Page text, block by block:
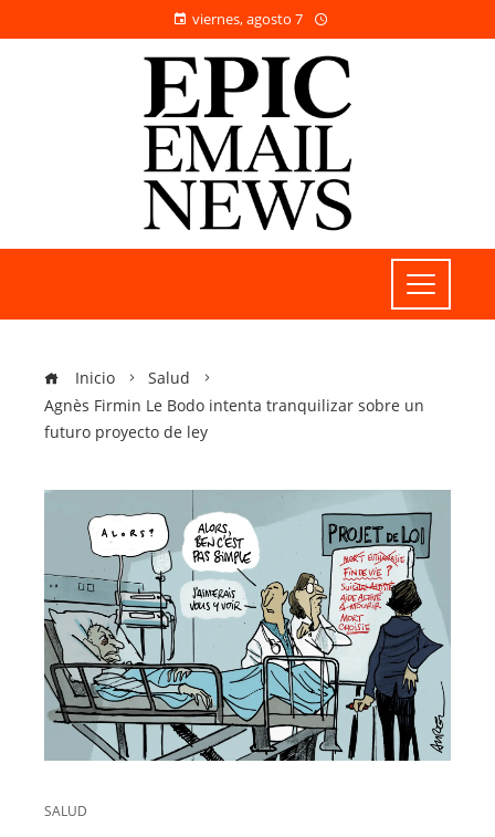
viernes, agosto 7
Inicio
Salud
Agnès Firmin Le Bodo intenta tranquilizar sobre un
futuro proyecto de ley
SALUD